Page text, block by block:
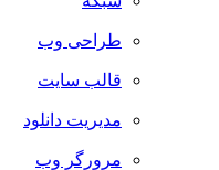
طراحی وب
قالب سایت
مدیریت دانلود
مرورگر وب